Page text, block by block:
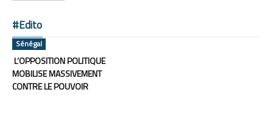
#Edito
Sénégal
L’OPPOSITION POLITIQUE
MOBILISE MASSIVEMENT
CONTRE LE POUVOIR